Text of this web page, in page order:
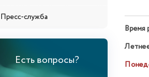
Пресс-служба
Есть вопросы?
Время